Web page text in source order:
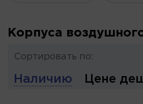
Корпуса
Сортировать по:
Наличию Цене